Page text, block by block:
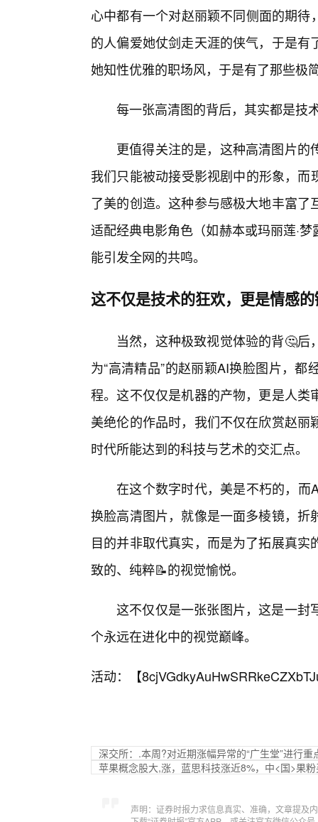
心中都有一个对赵丽颖不同侧面的期
的人偏爱她仗剑走天涯的侠气，于是
她知性优雅的职场风，于是有了那些极
每一张高清图的背后，其实都是技
更值得关注的是，这种高清图片
我们只能被动接受影视剧中的形象，
了美的创造。这种参与感极大地丰富
适配经典电影角色（如赫本或玛丽莲·
能引发全网的共鸣。
这不仅是技术的狂欢，更是情感
当然，这种极致视觉体验的背🤔
为“高清精品”的赵丽颖AI换脸图片，
程。这不仅仅是机器的产物，更是人
美绝伦的作品时，我们不仅在欣赏赵
时代所能达到的科技与艺术的交汇点。
在这个数字时代，美是不朽的，
换脸高清图片，就像是一面多棱镜，
目的并非取代真实，而是为了拓展真
致的、纯粹📝的视觉愉悦。
这不仅仅是一张张图片，这是一封
个永远在进化中的视觉巅峰。
活动：【
深交所：.本周?对近期涨幅异常的“广生堂”进行重
苹果概念股大,涨，蓝思科技涨近8%，中<国>果
声明：证券时报力求信息真实、准确，文章提及